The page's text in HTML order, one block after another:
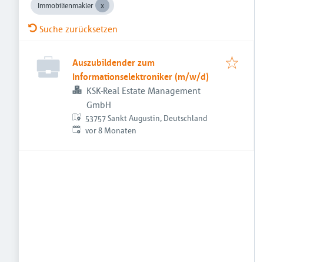
Immobilienmakler
Suche zurücksetzen
Auszubildender zum
Informationselektroniker (m/w/d)
KSK-Real Estate Management
GmbH
53757 Sankt Augustin, Deutschland
Veröffentlicht:
vor 8 Monaten